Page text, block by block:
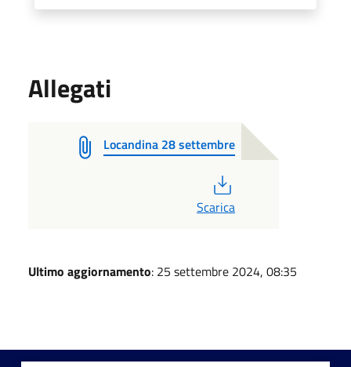
Allegati
Locandina 28 settembre
Scarica
Ultimo aggiornamento: 25 settembre 2024, 08:35